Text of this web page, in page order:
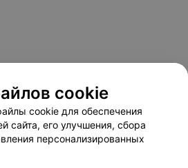
cookie
cookie для обеспечения
сайта, его улучшения, сбора
персонализированных